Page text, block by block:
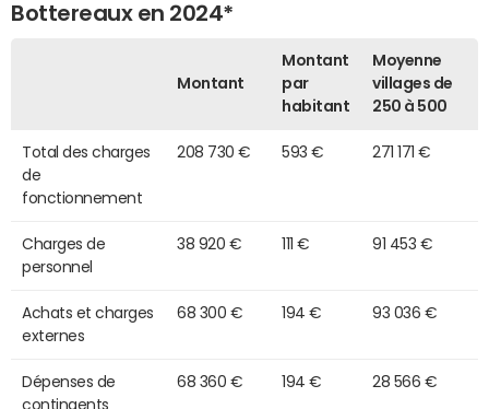
Bottereaux en 2024*
Montant
Montant
par
habitant
Moyenne
villages de
250 à 500
Total des charges
de
fonctionnement
208 730 € 593 € 271 171 €
Charges de
personnel
38 920 € 111 € 91 453 €
Achats et charges
externes
68 300 € 194 € 93 036 €
Dépenses de
contingents
68 360 € 194 € 28 566 €